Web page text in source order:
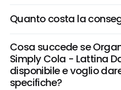
Quanto costa la
Cosa succede se
Simply Cola - Lattina
disponibile e voglio
specifiche?